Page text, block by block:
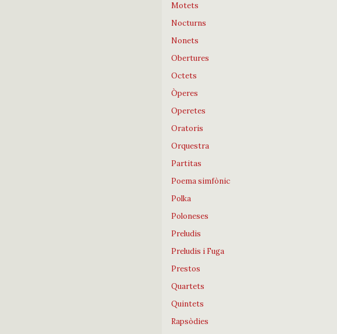
Motets
Nocturns
Nonets
Obertures
Octets
Òperes
Operetes
Oratoris
Orquestra
Partitas
Poema simfònic
Polka
Poloneses
Preludis
Preludis i Fuga
Prestos
Quartets
Quintets
Rapsòdies